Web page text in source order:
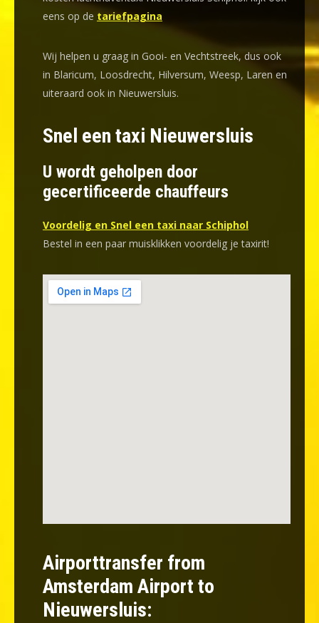
eens op de tariefpagina
Wij helpen u graag in Gooi- en Vechtstreek, dus ook
in Blaricum, Loosdrecht, Hilversum, Weesp, Laren en
uiteraard ook in Nieuwersluis.
Snel een taxi Nieuwersluis
U wordt geholpen door
gecertificeerde chauffeurs
Voordelig en Snel een taxi naar Schiphol
Bestel in een paar muisklikken voordelig je taxirit!
Airporttransfer from
Amsterdam Airport to
Nieuwersluis: